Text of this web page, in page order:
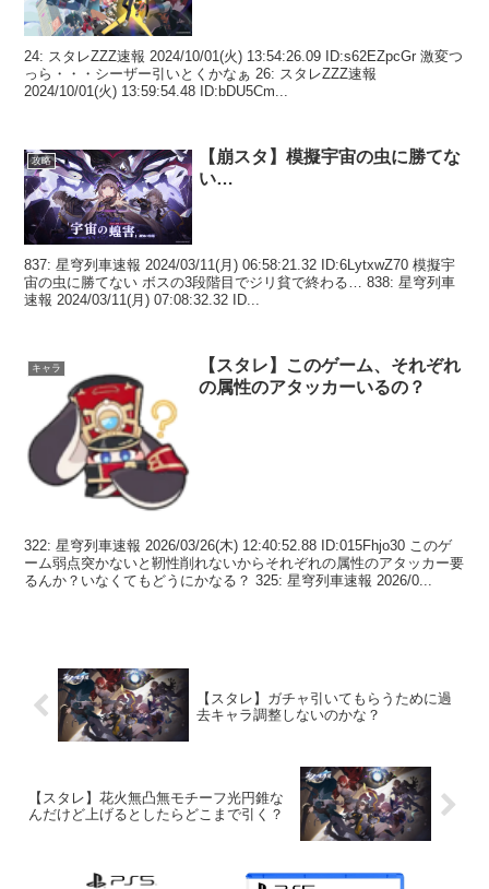
24: スタレZZZ速報 2024/10/01(火) 13:54:26.09 ID:s62EZpcGr 激変つ
っら・・・シーザー引いとくかなぁ 26: スタレZZZ速報
2024/10/01(火) 13:59:54.48 ID:bDU5Cm...
攻略
【崩スタ】模擬宇宙の虫に勝てな
い…
837: 星穹列車速報 2024/03/11(月) 06:58:21.32 ID:6LytxwZ70 模擬宇
宙の虫に勝てない ボスの3段階目でジリ貧で終わる… 838: 星穹列車
速報 2024/03/11(月) 07:08:32.32 ID...
キャラ
【スタレ】このゲーム、それぞれ
の属性のアタッカーいるの？
322: 星穹列車速報 2026/03/26(木) 12:40:52.88 ID:015Fhjo30 このゲ
ーム弱点突かないと靭性削れないからそれぞれの属性のアタッカー要
るんか？いなくてもどうにかなる？ 325: 星穹列車速報 2026/0...
【スタレ】ガチャ引いてもらうために過
去キャラ調整しないのかな？
【スタレ】花火無凸無モチーフ光円錐な
んだけど上げるとしたらどこまで引く？